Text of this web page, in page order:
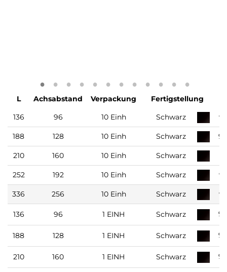
L Achsabstand Verpackung Fertigstellung
136
96 10 Einh Schwarz
188 128 10 Einh Schwarz
210 160 10 Einh Schwarz
252 192 10 Einh Schwarz
336 256 10 Einh Schwarz
136 96 1 EINH Schwarz
188 128 1 EINH Schwarz
210 160 1 EINH Schwarz